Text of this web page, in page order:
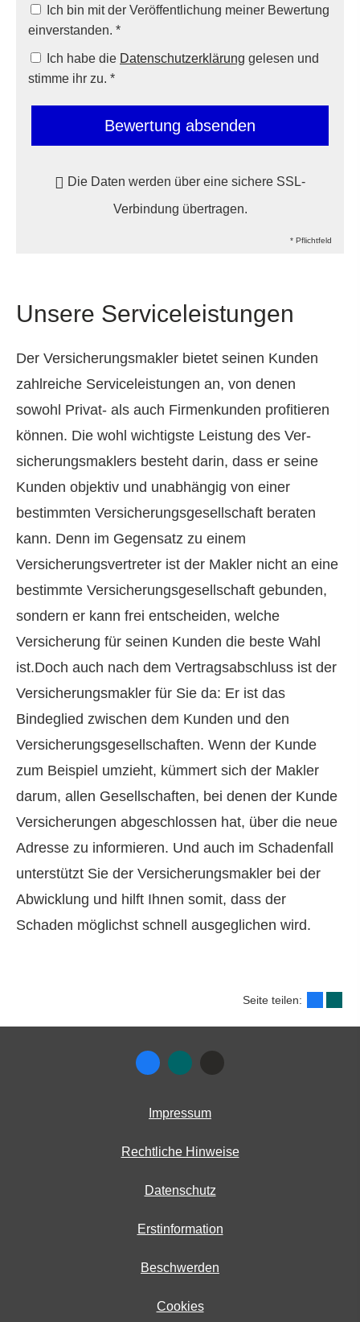
Ich bin mit der Veröffentlichung meiner Bewertung
einverstanden. *
Ich habe die Datenschutzerklärung gelesen und
stimme ihr zu. *
Bewertung absenden
Die Daten werden über eine sichere SSL-
Verbindung übertragen.
* Pflichtfeld
Unsere Serviceleistungen
Der Ver­sicherungs­makler bietet seinen Kunden
zahlreiche Serviceleistungen an, von denen
sowohl Privat- als auch Firmenkunden profitieren
können. Die wohl wichtigste Leistung des Ver­
sicherungs­maklers besteht darin, dass er seine
Kunden objektiv und unabhängig von einer
bestimmten Versicherungsgesellschaft beraten
kann. Denn im Gegensatz zu einem
Versicherungsvertreter ist der Makler nicht an eine
bestimmte Versicherungsgesellschaft gebunden,
sondern er kann frei entscheiden, welche
Versicherung für seinen Kunden die beste Wahl
ist.Doch auch nach dem Vertragsabschluss ist der
Ver­sicherungs­makler für Sie da: Er ist das
Bindeglied zwischen dem Kunden und den
Versicherungsgesellschaften. Wenn der Kunde
zum Beispiel umzieht, kümmert sich der Makler
darum, allen Gesellschaften, bei denen der Kunde
Versicherungen abgeschlossen hat, über die neue
Adresse zu informieren. Und auch im Schadenfall
unterstützt Sie der Ver­sicherungs­makler bei der
Abwicklung und hilft Ihnen somit, dass der
Schaden möglichst schnell ausgeglichen wird.
Seite teilen:
Impressum
Rechtliche Hinweise
Datenschutz
Erstinformation
Beschwerden
Cookies